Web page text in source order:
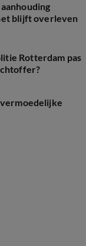
blijft overleven
Rotterdam pas